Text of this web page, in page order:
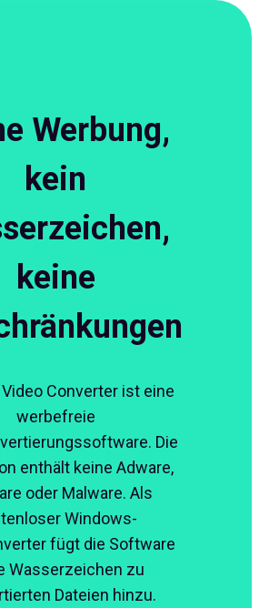
Werbung,
kein
keine
Converter ist eine
werbefreie
Die
enthält keine Adware,
oder Malware. Als
Windows-
fügt die Software
Wasserzeichen zu
Dateien hinzu.